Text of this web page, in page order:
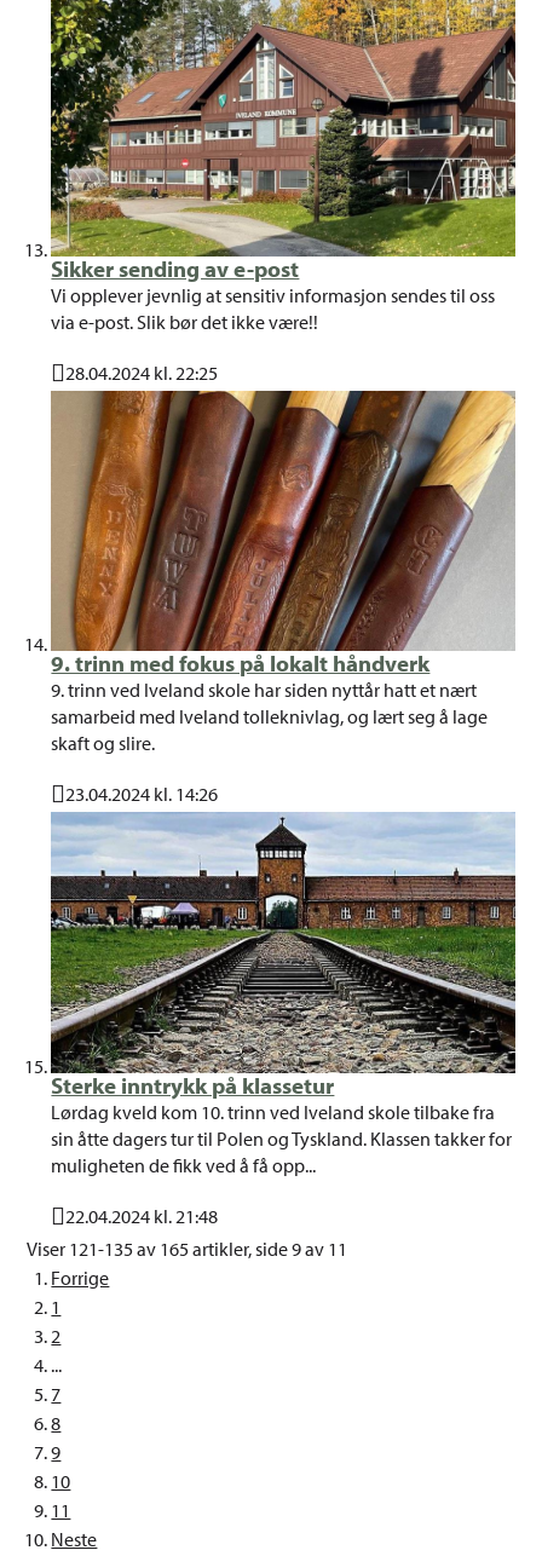
Sikker sending av e-post
Vi opplever jevnlig at sensitiv informasjon sendes til oss
via e-post. Slik bør det ikke være!!
Publisert
28.04.2024 kl. 22:25
9. trinn med fokus på lokalt håndverk
9. trinn ved Iveland skole har siden nyttår hatt et nært
samarbeid med Iveland tolleknivlag, og lært seg å lage
skaft og slire.
Publisert
23.04.2024 kl. 14:26
Sterke inntrykk på klassetur
Lørdag kveld kom 10. trinn ved Iveland skole tilbake fra
sin åtte dagers tur til Polen og Tyskland. Klassen takker for
muligheten de fikk ved å få opp...
Publisert
22.04.2024 kl. 21:48
Viser 121-135av 165artikler, side9av 11
Forrige
1
2
...
7
8
9
10
11
Neste